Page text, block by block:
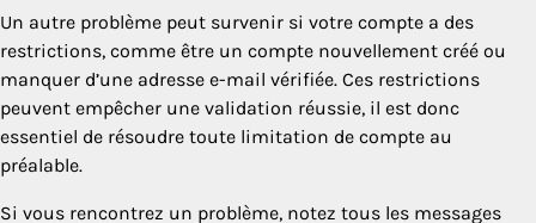
Un autre problème peut survenir si votre compte a des
restrictions, comme être un compte nouvellement créé ou
manquer d’une adresse e-mail vérifiée. Ces restrictions
peuvent empêcher une validation réussie, il est donc
essentiel de résoudre toute limitation de compte au
préalable.
Si vous rencontrez un problème, notez tous les messages